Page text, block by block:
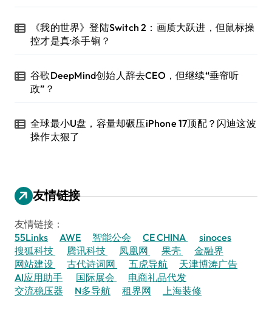
《我的世界》登陆Switch 2：画质大跃进，但鼠标操
控才是真·杀手锏？
谷歌DeepMind创始人辞去CEO，但继续“垂帘听
政”？
全球最小U盘，容量却碾压iPhone 17顶配？闪迪这波
操作太狠了
友情链接
友情链接：
55Links
AWE 智能公会 CE CHINA
sinoces
搜狐科技
腾讯科技 凤凰网 果壳
金融界
网站建设
古代诗词网 五虎导航
天津博涛广告
AI应用助手
国际展会
电商礼品代发
交流稳压器
N多导航 租界网 上海装修